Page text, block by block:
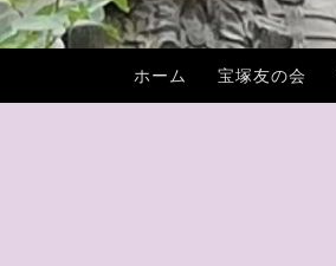
ス
キ
ホーム 宝塚友の会